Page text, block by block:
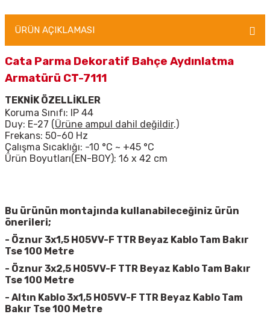
ÜRÜN AÇIKLAMASI
Cata Parma Dekoratif Bahçe Aydınlatma
Armatürü CT-7111
TEKNİK ÖZELLİKLER
Koruma Sınıfı: IP 44
Duy: E-27 (Ürüne ampul dahil değildir.)
Frekans: 50-60 Hz
Çalışma Sıcaklığı: -10 °C ~ +45 °C
Ürün Boyutları(EN-BOY): 16 x 42 cm
Bu ürünün montajında kullanabileceğiniz ürün
önerileri;
- Öznur 3x1,5 H05VV-F TTR Beyaz Kablo Tam Bakır
Tse 100 Metre
- Öznur 3x2,5 H05VV-F TTR Beyaz Kablo Tam Bakır
Tse 100 Metre
- Altın Kablo 3x1,5 H05VV-F TTR Beyaz Kablo Tam
Bakır Tse 100 Metre